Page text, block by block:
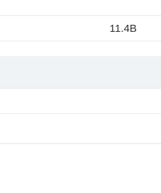
11.4B